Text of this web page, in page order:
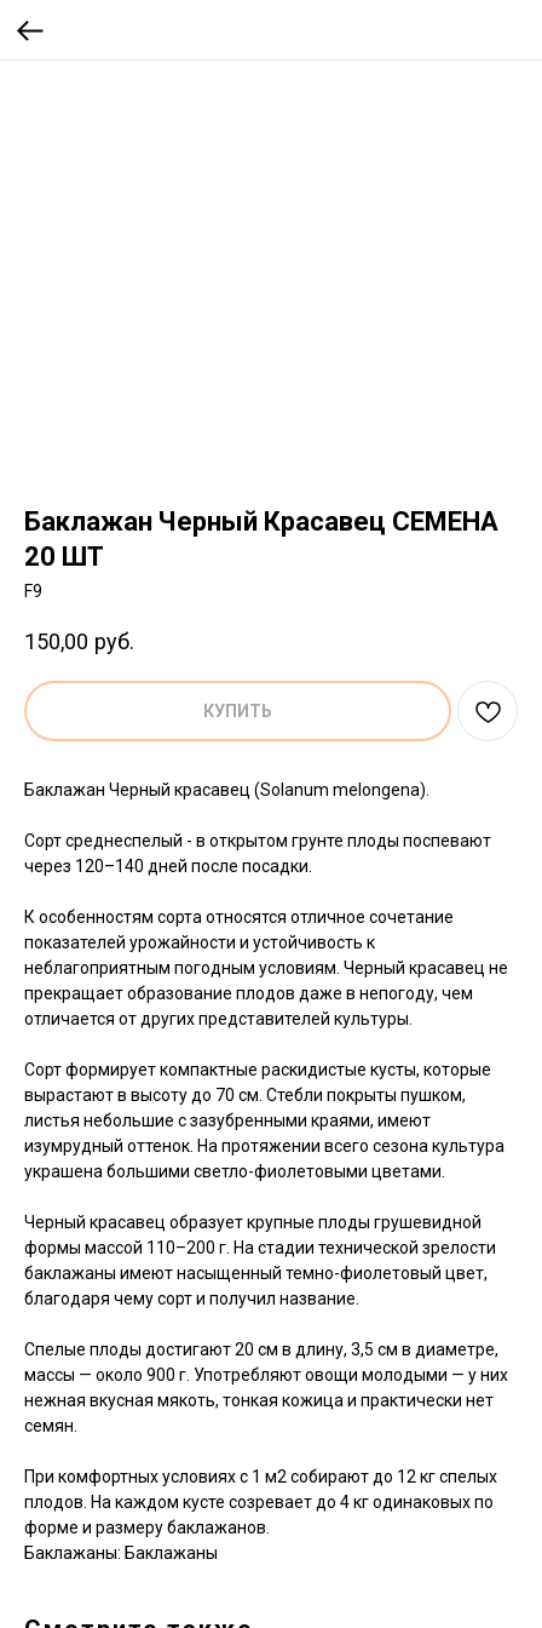
Баклажан Черный Красавец СЕМЕНА
20 ШТ
F9
150,00 руб.
КУПИТЬ
Баклажан Черный красавец (Solanum melongena).
Сорт среднеспелый - в открытом грунте плоды поспевают
через 120–140 дней после посадки.
К особенностям сорта относятся отличное сочетание
показателей урожайности и устойчивость к
неблагоприятным погодным условиям. Черный красавец не
прекращает образование плодов даже в непогоду, чем
отличается от других представителей культуры.
Сорт формирует компактные раскидистые кусты, которые
вырастают в высоту до 70 см. Стебли покрыты пушком,
листья небольшие с зазубренными краями, имеют
изумрудный оттенок. На протяжении всего сезона культура
украшена большими светло-фиолетовыми цветами.
Черный красавец образует крупные плоды грушевидной
формы массой 110–200 г. На стадии технической зрелости
баклажаны имеют насыщенный темно-фиолетовый цвет,
благодаря чему сорт и получил название.
Спелые плоды достигают 20 см в длину, 3,5 см в диаметре,
массы — около 900 г. Употребляют овощи молодыми — у них
нежная вкусная мякоть, тонкая кожица и практически нет
семян.
При комфортных условиях с 1 м2 собирают до 12 кг спелых
плодов. На каждом кусте созревает до 4 кг одинаковых по
форме и размеру баклажанов.
Баклажаны: Баклажаны